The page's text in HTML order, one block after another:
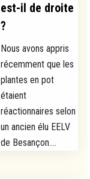
est-il de droite
?
Nous avons appris
récemment que les
plantes en pot
étaient
réactionnaires selon
un ancien élu EELV
de Besançon....